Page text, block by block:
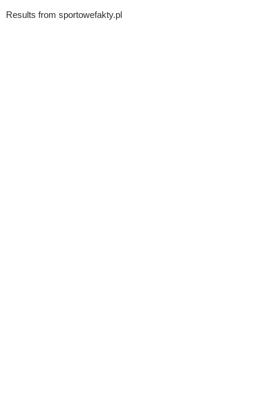
Results from sportowefakty.pl